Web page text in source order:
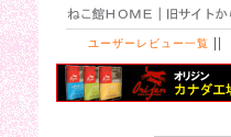
ユーザーレビュー一覧 ||